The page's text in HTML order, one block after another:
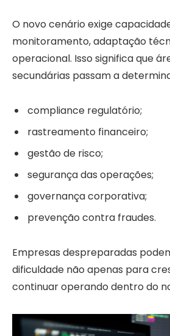
O novo cenário exige
monitoramento, adaptação
operacional. Isso significa que
secundárias passam a
compliance regulatório;
rastreamento financeiro;
gestão de risco;
segurança das operações;
governança corporativa;
prevenção contra fraudes.
Empresas despreparadas
dificuldade não apenas para
continuar operando dentro do